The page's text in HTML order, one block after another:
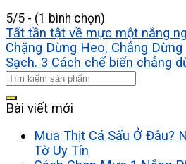
5/5 - (1 bình chọn)
Tất tần tật về mực một nắng
Chặng Dừng Heo, Chẳng
Sạch. 3 Cách chế biến chẳng
Bài viết mới
Mua Thịt Cá Sấu Ở Đâu?
Tờ Uy Tín